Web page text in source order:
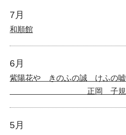
7月
和順館
6月
紫陽花や きのふの誠 けふの嘘
正岡 子規
5月